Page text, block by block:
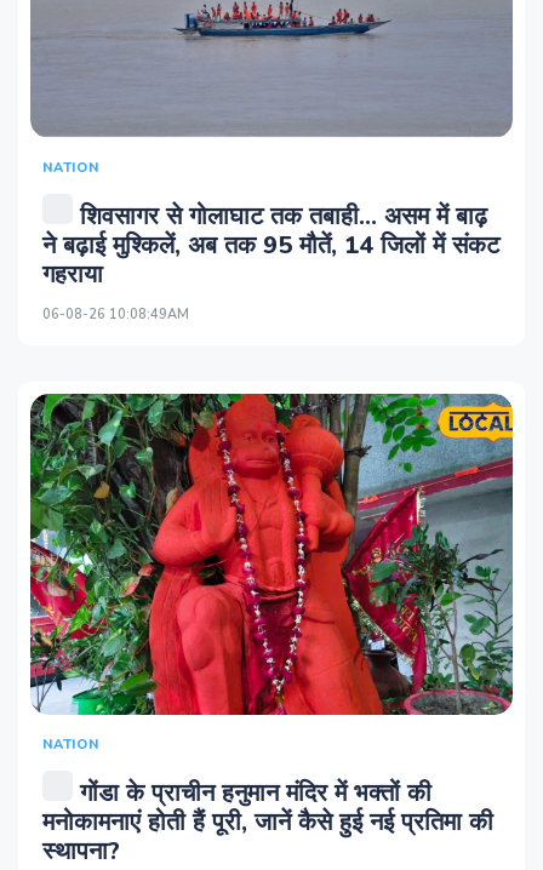
NATION
शिवसागर से गोलाघाट तक तबाही... असम में बाढ़
ने बढ़ाई मुश्किलें, अब तक 95 मौतें, 14 जिलों में संकट
गहराया
06-08-26 10:08:49AM
NATION
गोंडा के प्राचीन हनुमान मंदिर में भक्तों की
मनोकामनाएं होती हैं पूरी, जानें कैसे हुई नई प्रतिमा की
स्थापना?